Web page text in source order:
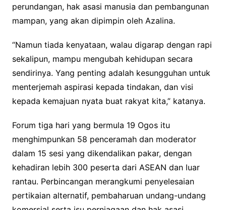
perundangan, hak asasi manusia dan pembangunan
mampan, yang akan dipimpin oleh Azalina.
“Namun tiada kenyataan, walau digarap dengan rapi
sekalipun, mampu mengubah kehidupan secara
sendirinya. Yang penting adalah kesungguhan untuk
menterjemah aspirasi kepada tindakan, dan visi
kepada kemajuan nyata buat rakyat kita,” katanya.
Forum tiga hari yang bermula 19 Ogos itu
menghimpunkan 58 penceramah dan moderator
dalam 15 sesi yang dikendalikan pakar, dengan
kehadiran lebih 300 peserta dari ASEAN dan luar
rantau. Perbincangan merangkumi penyelesaian
pertikaian alternatif, pembaharuan undang-undang